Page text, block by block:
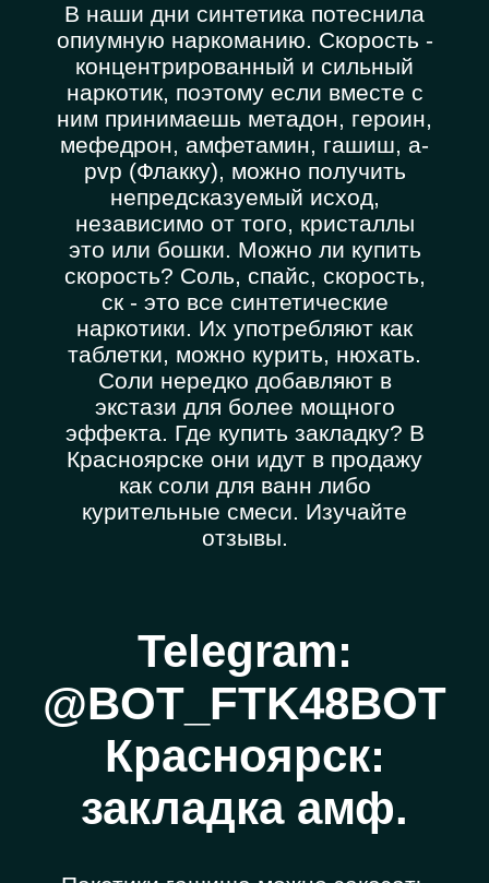
В наши дни синтетика потеснила
опиумную наркоманию. Скорость -
концентрированный и сильный
наркотик, поэтому если вместе с
ним принимаешь метадон, героин,
мефедрон, амфетамин, гашиш, a-
pvp (Флакку), можно получить
непредсказуемый исход,
независимо от того, кристаллы
это или бошки. Можно ли купить
скорость? Соль, спайс, скорость,
ск - это все синтетические
наркотики. Их употребляют как
таблетки, можно курить, нюхать.
Соли нередко добавляют в
экстази для более мощного
эффекта. Где купить закладку? В
Красноярске они идут в продажу
как соли для ванн либо
курительные смеси. Изучайте
отзывы.
Telegram:
@BOT_FTK48BOT
Красноярск:
закладка амф.